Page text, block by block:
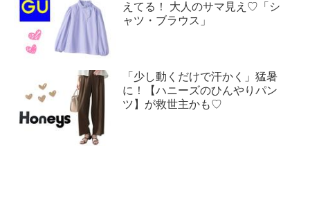
えてる！ 大人のサマ見え♡「シ
ャツ・ブラウス」
「少し動くだけで汗かく」猛暑
に！【ハニーズのひんやりパン
ツ】が救世主かも♡